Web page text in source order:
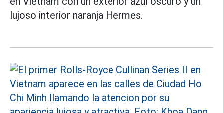
lujoso interior naranja Hermes.